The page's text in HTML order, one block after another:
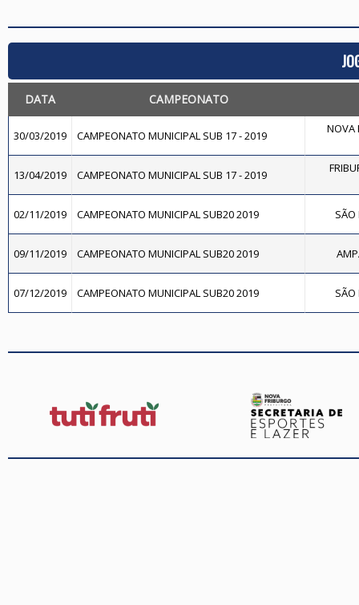
DATA CAMPEONATO
30/03/2019 CAMPEONATO MUNICIPAL SUB 17 - 2019 NOVA
13/04/2019 CAMPEONATO MUNICIPAL SUB 17 - 2019
02/11/2019 CAMPEONATO MUNICIPAL SUB20 2019 SÃO
09/11/2019 CAMPEONATO MUNICIPAL SUB20 2019
07/12/2019 CAMPEONATO MUNICIPAL SUB20 2019 SÃO